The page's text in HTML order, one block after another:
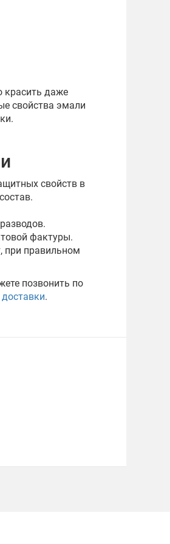
красить даже
свойства эмали
свойств в
фактуры.
при правильном
позвонить по
.